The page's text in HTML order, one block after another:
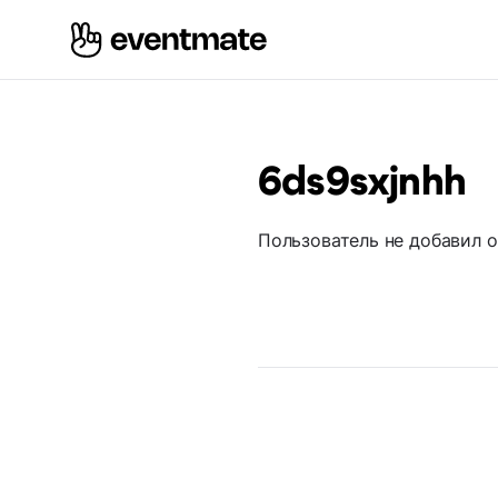
6ds9sxjnhh
Пользователь не добавил